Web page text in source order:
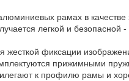
рамах в качестве
легкой и
жесткой фиксации
прижимными
к профилю рамы и